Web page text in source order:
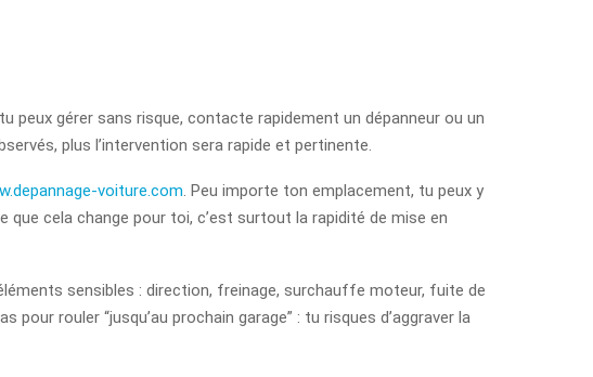
peux gérer sans risque, contacte rapidement un dépanneur ou un
plus l’intervention sera rapide et pertinente.
voiture.com. Peu importe ton emplacement, tu peux y
cela change pour toi, c’est surtout la rapidité de mise en
sensibles : direction, freinage, surchauffe moteur, fuite de
rouler “jusqu’au prochain garage” : tu risques d’aggraver la